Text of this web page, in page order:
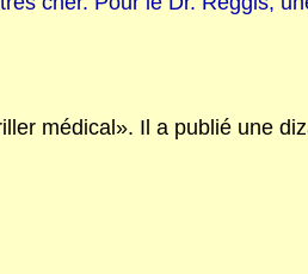
médical». Il a publié une